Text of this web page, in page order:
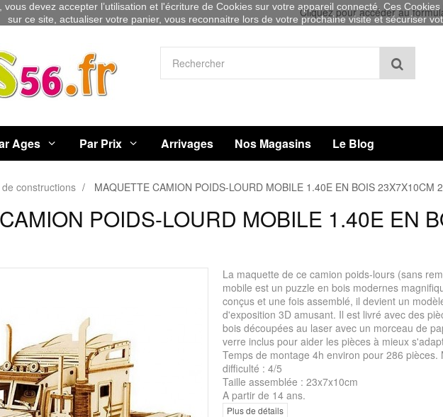
Cliquez pour accéder au
Ages Par Prix Arrivages Nos Magasins Le Blog
constructions MAQUETTE CAMION POIDS-LOURD MOBILE 1.40E EN BOIS 23X7X10CM
POIDS-LOURD MOBILE 1.40E EN
La maquette de ce camion poids-lours (sans
mobile est un puzzle en bois modernes
conçus et une fois assemblé, il devient un
d'exposition 3D amusant. Il est livré avec des
bois découpées au laser avec un morceau de
verre inclus pour aider les pièces à mieux
Temps de montage 4h environ pour 286 pièces.
difficulté : 4/5
Taille assemblée : 23x7x10cm
A partir de 14 ans.
Plus de détails
devez accepter l’utilisation et l'écriture de Cookies sur votre appareil connecté. Ces
sur ce site, actualiser votre panier, vous reconnaitre lors de votre prochaine visite et sécuriser